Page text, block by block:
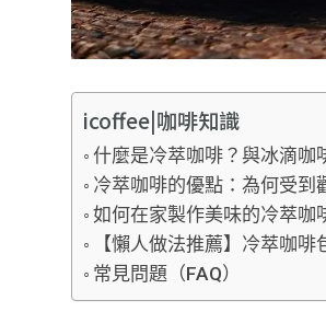
icoffee|咖啡知識
什麼是冷萃咖啡？與冰滴咖
冷萃咖啡的優點：為何受到
如何在家製作美味的冷萃咖
【懶人做法推薦】冷萃咖
常見問題（FAQ）